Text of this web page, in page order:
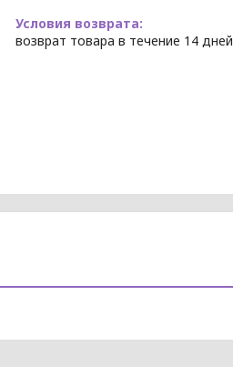
возврат товара в течение 14 дней